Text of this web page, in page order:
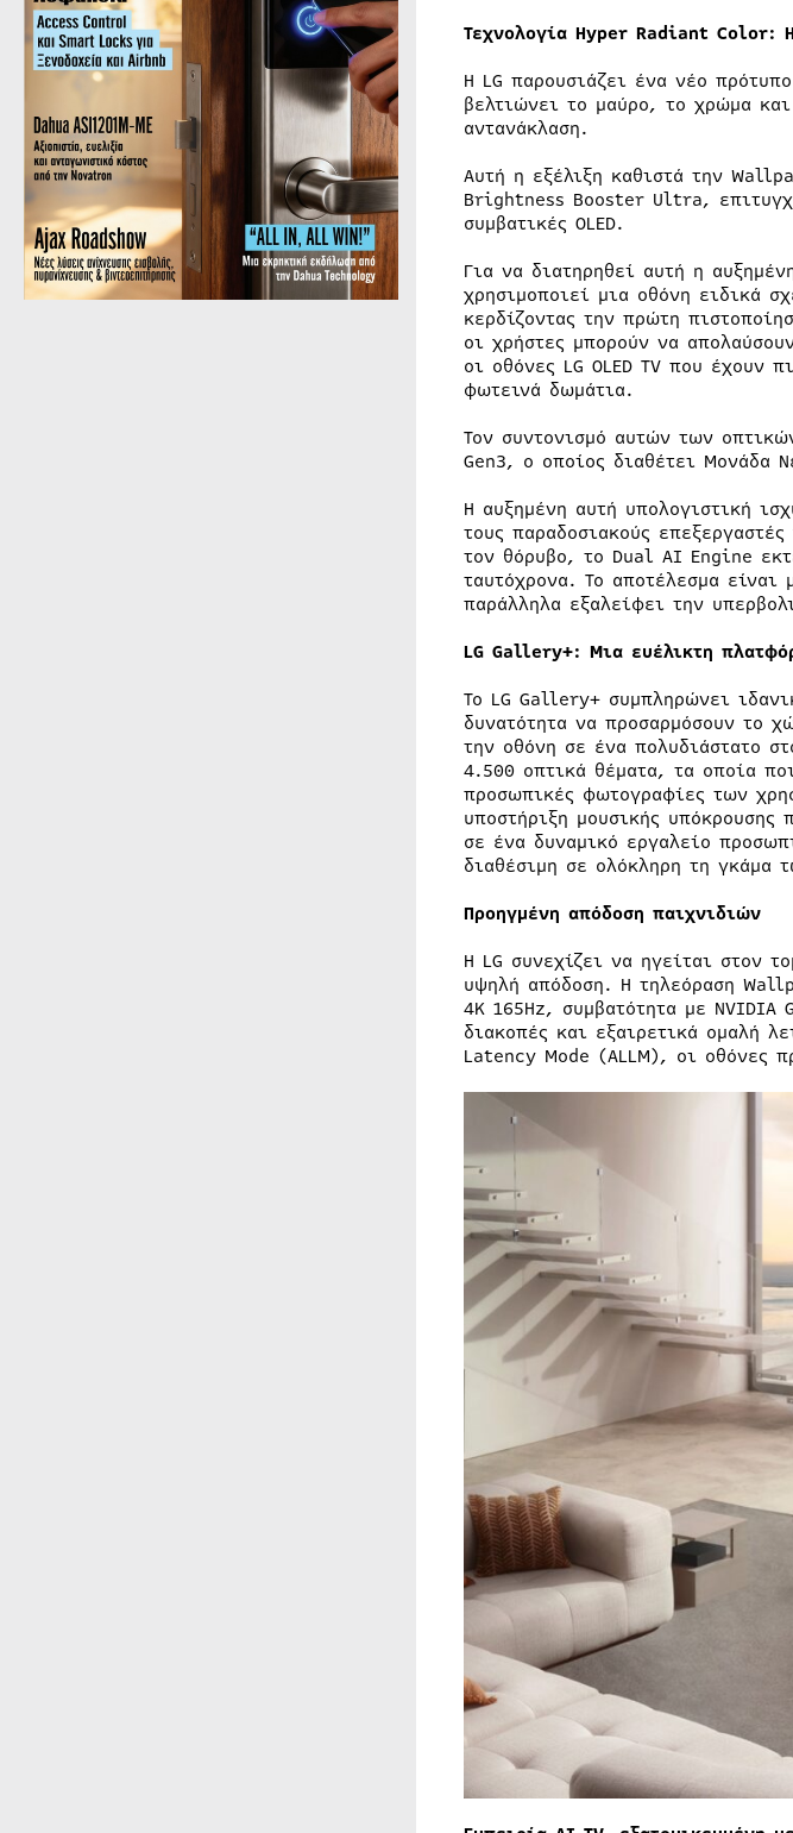
Τεχνολογία Hyper Radiant Color:
Η LG παρουσιάζει ένα νέο
βελτιώνει το μαύρο, το χρώμα
αντανάκλαση.
Αυτή η εξέλιξη καθιστά την
Brightness Booster Ultra,
συμβατικές OLED.
Για να διατηρηθεί αυτή η
χρησιμοποιεί μια οθόνη ειδικά
κερδίζοντας την πρώτη
οι χρήστες μπορούν να
οι οθόνες LG OLED TV που
φωτεινά δωμάτια.
Τον συντονισμό αυτών των
Gen3, ο οποίος διαθέτει Μονάδα
Η αυξημένη αυτή υπολογιστική
τους παραδοσιακούς
τον θόρυβο, το Dual AI Engine
ταυτόχρονα. Το αποτέλεσμα
παράλληλα εξαλείφει την
LG Gallery+: Μια ευέλικτη
Το LG Gallery+ συμπληρώνει
δυνατότητα να προσαρμόσουν το
την οθόνη σε ένα πολυδιάστατο
4.500 οπτικά θέματα, τα οποία
προσωπικές φωτογραφίες των
υποστήριξη μουσικής
σε ένα δυναμικό εργαλείο
διαθέσιμη σε ολόκληρη τη γκάμα
Προηγμένη απόδοση παιχνιδιών
Η LG συνεχίζει να ηγείται στον
υψηλή απόδοση. Η τηλεόραση
4K 165Hz, συμβατότητα με NVIDIA
διακοπές και εξαιρετικά ομαλή
Latency Mode (ALLM), οι οθόνες